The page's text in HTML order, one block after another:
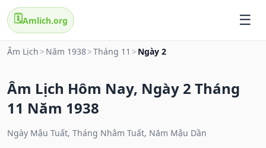
🗓️Amlich.org
Âm Lịch > Năm 1938>Tháng 11 > Ngày 2
Âm Lịch Hôm Nay, Ngày 2 Tháng
11 Năm 1938
Ngày Mậu Tuất, Tháng Nhâm Tuất, Năm Mậu Dần